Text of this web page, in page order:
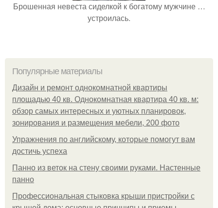
Брошенная невеста сиделкой к богатому мужчине …
устроилась.
Популярные материалы
Дизайн и ремонт однокомнатной квартиры
площадью 40 кв. Однокомнатная квартира 40 кв. м:
обзор самых интересных и уютных планировок,
зонирования и размещения мебели, 200 фото
Упражнения по английскому, которые помогут вам
достичь успеха
Панно из веток на стену своими руками. Настенные
панно
Профессиональная стыковка крыши пристройки с